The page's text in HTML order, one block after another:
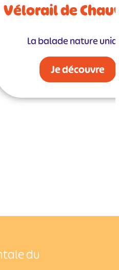
Vélorail de
La balade nature
Je découvre
du